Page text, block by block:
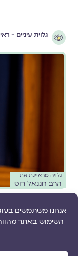
גלוית עיניים -
גלויה מראיינת את
הרב חננאל רוס
״ההלכה
הפרטים
//בריאות הנפש,